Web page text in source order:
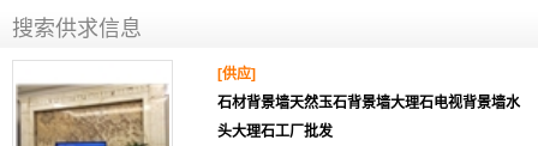
搜索供求信息
[供应]
石材背景墙天然玉石背景墙大理石电视背景墙水
头大理石工厂批发